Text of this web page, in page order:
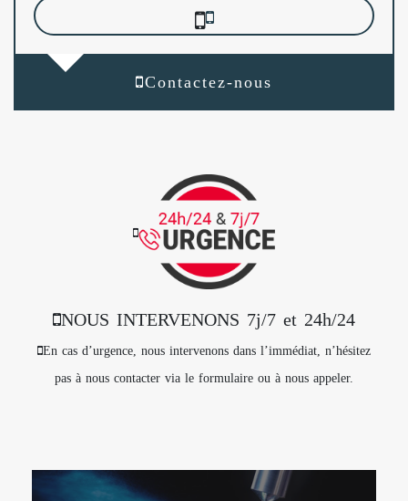
Contactez-nous
NOUS INTERVENONS 7j/7 et 24h/24
En cas d’urgence, nous intervenons dans l’immédiat, n’hésitez
pas à nous contacter via le formulaire ou à nous appeler.